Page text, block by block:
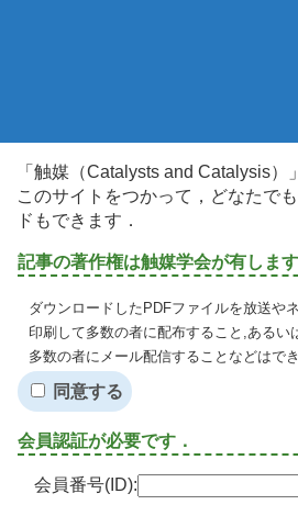
「触媒（Catalysts and Catalysis
このサイトをつかって，どなたで
ドもできます．
記事の著作権は触媒学会が有します
ダウンロードしたPDFファイルを放送や
印刷して多数の者に配布すること,あるい
多数の者にメール配信することなどはで
同意する
会員認証が必要です．
会員番号(ID):